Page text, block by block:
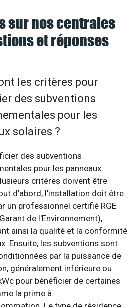
sur nos centrales
et réponses
les critères pour
des subventions
pour les
solaires ?
des subventions
pour les panneaux
critères doivent être
d'abord, l'installation doit être
un professionnel certifié RGE
de l'Environnement),
ainsi la qualité et la conformité
Ensuite, les subventions sont
par la puissance de
généralement inférieure ou
pour bénéficier de certaines
la prime à